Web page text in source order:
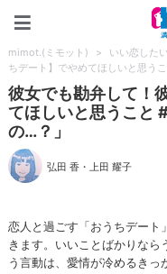
mimot.(ミモット) > いい恋したい
ちデート】でやめてほしいと思う
彼女でも勘弁して！
てほしいと思うこと
の…？」
弘田 香 ・上田 耀子
恋人と過ごす「おうちデート
きます。いいことばかりな
う言動は、愛情が冷めるき